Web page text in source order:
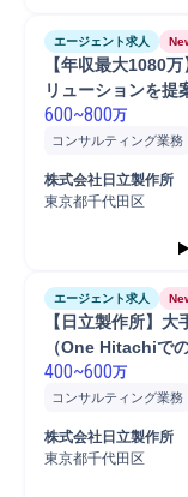
エージェント求人
【年収最大1080
リューションを提
600~800万
コンサルティング業務
営業
コンサルタント
株式会社日立製作所
東京都千代田区
エージェント求人
【日立製作所】
（One Hitachiで
400~600万
コンサルティング業務
営業
分析 コンサル
株式会社日立製作所
東京都千代田区